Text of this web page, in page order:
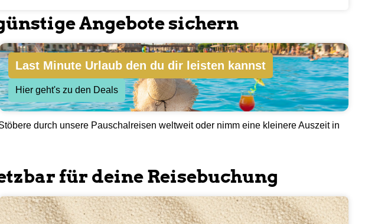
Angebote sichern
Last Minute Urlaub den du dir leisten kannst
Hier geht's zu den Deals
durch unsere Pauschalreisen weltweit oder nimm eine kleinere Auszeit in
für deine Reisebuchung